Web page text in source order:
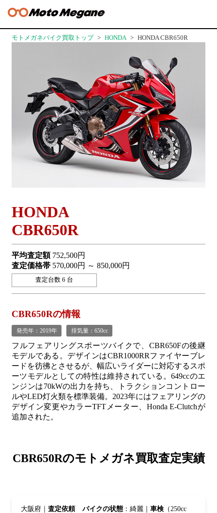
モトメガネバイク買取トップ HONDA HONDA CBR650R
HONDA
CBR650R
平均査定額752,500円
査定価格帯 570,000円 ～ 850,000円
査定台数 6 台
CBR650Rの情報
発売年：2019年 排気量：650cc
フルフェアリングスポーツバイクで、CBR650Fの後継
モデルである。デザインはCBR1000RRファイヤーブレ
ードを彷彿とさせるが、幅広いライダーに対応するスポ
ーツモデルとしての特性は維持されている。649ccのエ
ンジンは70kWの出力を持ち、トラクションコントロー
ルやLED灯火類を標準装備。2023年にはフェアリングの
デザイン変更やカラーTFTメーター、Honda E-Clutchが
追加された。
CBR650Rのモトメガネ買取査定実績
大阪府｜査定依頼
バイクの状態：綺麗｜ 車検（250cc